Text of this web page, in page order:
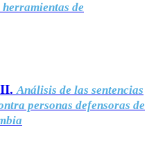
de
Análisis de las sentencias
personas defensoras de